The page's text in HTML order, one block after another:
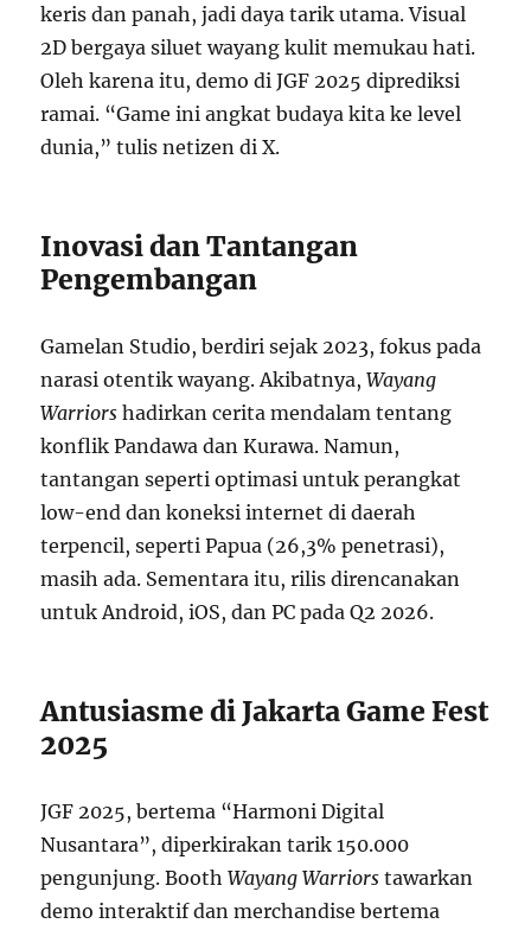
keris dan panah, jadi daya tarik utama. Visual
2D bergaya siluet wayang kulit memukau hati.
Oleh karena itu, demo di JGF 2025 diprediksi
ramai. “Game ini angkat budaya kita ke level
dunia,” tulis netizen di X.
Inovasi dan Tantangan
Pengembangan
Gamelan Studio, berdiri sejak 2023, fokus pada
narasi otentik wayang. Akibatnya,Wayang
Warriors hadirkan cerita mendalam tentang
konflik Pandawa dan Kurawa. Namun,
tantangan seperti optimasi untuk perangkat
low-end dan koneksi internet di daerah
terpencil, seperti Papua (26,3% penetrasi),
masih ada. Sementara itu, rilis direncanakan
untuk Android, iOS, dan PC pada Q2 2026.
Antusiasme di Jakarta Game Fest
2025
JGF 2025, bertema “Harmoni Digital
Nusantara”, diperkirakan tarik 150.000
pengunjung. BoothWayang Warriors tawarkan
demo interaktif dan merchandise bertema